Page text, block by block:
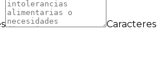
Caracteres